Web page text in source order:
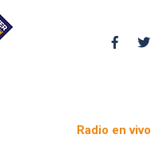
Radio en vivo